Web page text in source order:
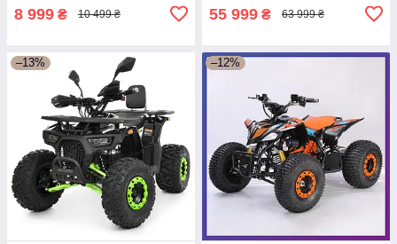
8 999 ₴ 10 499 ₴ 55 999 ₴ 63 999 ₴
–13% –12%